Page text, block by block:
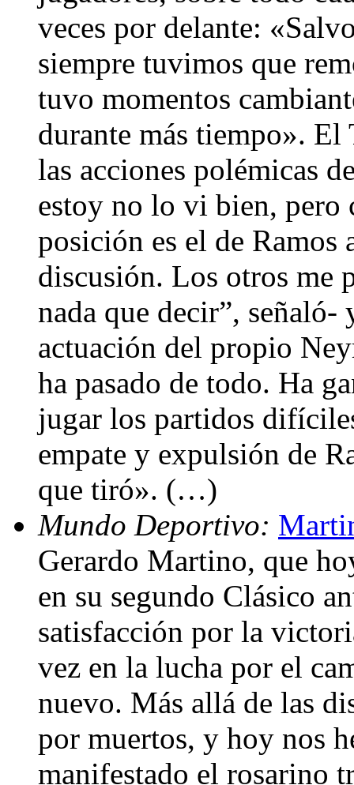
veces por delante:
siempre tuvimos que
tuvo momentos
durante más tiempo». El
las acciones polémicas
estoy no lo vi bien, pero
posición es el de Ramos
discusión. Los otros me
nada que decir”,
actuación del propio
ha pasado de todo. Ha
jugar los partidos
empate y expulsión de
que tiró». (…)
Mundo Deportivo:
Gerardo Martino, que
en su segundo Clásico
satisfacción por la
vez en la lucha por el
nuevo. Más allá de las
por muertos, y hoy nos
manifestado el rosarino